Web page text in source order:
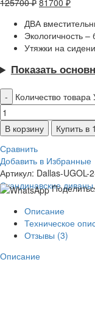
125700₽ 81700 ₽
ДВА
Экологичность
Утяжки на
Показать
Количество
В корзину
Купить в
Сравнить
Добавить в Избранные
Артикул: Dallas-UGOL-
Скандинавские диваны,
Описание
Техническое
Отзывы (3)
Описание